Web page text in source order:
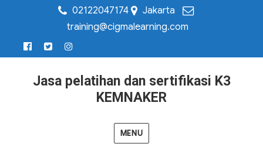
02122047174
Jakarta
training@cigmalearning.com
Jasa pelatihan dan sertifikasi K3
KEMNAKER
MENU